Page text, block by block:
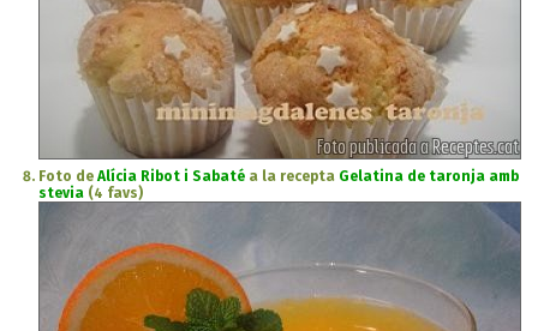
Foto de Alícia Ribot i Sabaté a la recepta Gelatina de taronja amb
stevia (4 favs)